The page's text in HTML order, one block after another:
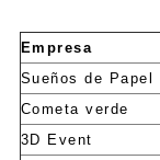
Empresa
Sueños de Papel
Cometa verde
3D Event